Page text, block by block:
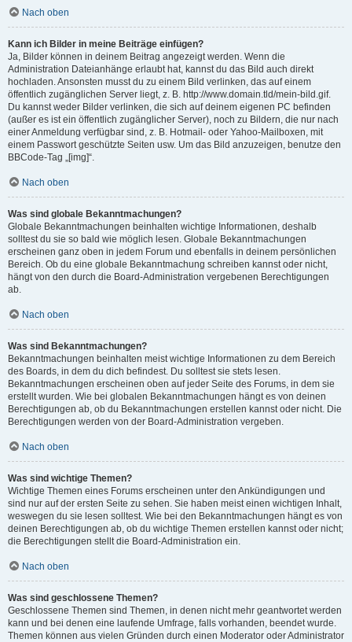
Nach oben
Kann ich Bilder in meine Beiträge einfügen?
Ja, Bilder können in deinem Beitrag angezeigt werden. Wenn die
Administration Dateianhänge erlaubt hat, kannst du das Bild auch direkt
hochladen. Ansonsten musst du zu einem Bild verlinken, das auf einem
öffentlich zugänglichen Server liegt, z. B. http://www.domain.tld/mein-bild.gif.
Du kannst weder Bilder verlinken, die sich auf deinem eigenen PC befinden
(außer es ist ein öffentlich zugänglicher Server), noch zu Bildern, die nur nach
einer Anmeldung verfügbar sind, z. B. Hotmail- oder Yahoo-Mailboxen, mit
einem Passwort geschützte Seiten usw. Um das Bild anzuzeigen, benutze den
BBCode-Tag „[img]“.
Nach oben
Was sind globale Bekanntmachungen?
Globale Bekanntmachungen beinhalten wichtige Informationen, deshalb
solltest du sie so bald wie möglich lesen. Globale Bekanntmachungen
erscheinen ganz oben in jedem Forum und ebenfalls in deinem persönlichen
Bereich. Ob du eine globale Bekanntmachung schreiben kannst oder nicht,
hängt von den durch die Board-Administration vergebenen Berechtigungen
ab.
Nach oben
Was sind Bekanntmachungen?
Bekanntmachungen beinhalten meist wichtige Informationen zu dem Bereich
des Boards, in dem du dich befindest. Du solltest sie stets lesen.
Bekanntmachungen erscheinen oben auf jeder Seite des Forums, in dem sie
erstellt wurden. Wie bei globalen Bekanntmachungen hängt es von deinen
Berechtigungen ab, ob du Bekanntmachungen erstellen kannst oder nicht. Die
Berechtigungen werden von der Board-Administration vergeben.
Nach oben
Was sind wichtige Themen?
Wichtige Themen eines Forums erscheinen unter den Ankündigungen und
sind nur auf der ersten Seite zu sehen. Sie haben meist einen wichtigen Inhalt,
weswegen du sie lesen solltest. Wie bei den Bekanntmachungen hängt es von
deinen Berechtigungen ab, ob du wichtige Themen erstellen kannst oder nicht;
die Berechtigungen stellt die Board-Administration ein.
Nach oben
Was sind geschlossene Themen?
Geschlossene Themen sind Themen, in denen nicht mehr geantwortet werden
kann und bei denen eine laufende Umfrage, falls vorhanden, beendet wurde.
Themen können aus vielen Gründen durch einen Moderator oder Administrator